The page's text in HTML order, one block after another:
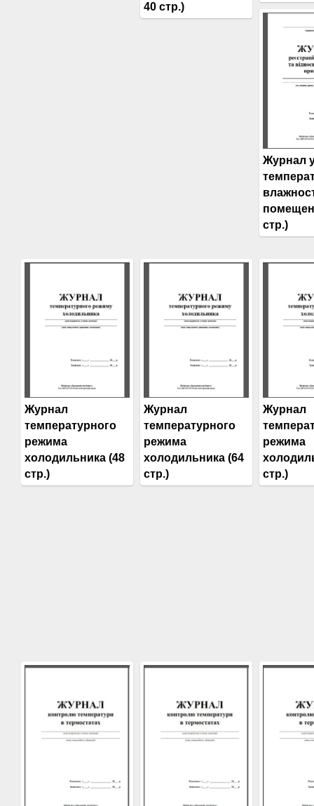
40 стр.)
Журнал
стр.)
Журнал
температурного
режима
холодильника (48
стр.)
Журнал
температурного
режима
холодильника (64
стр.)
Журнал
режима
стр.)